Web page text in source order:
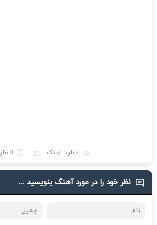
دانلود آهنگ 0 نظر
نظر خود را در مورد آهنگ بنویسید ...